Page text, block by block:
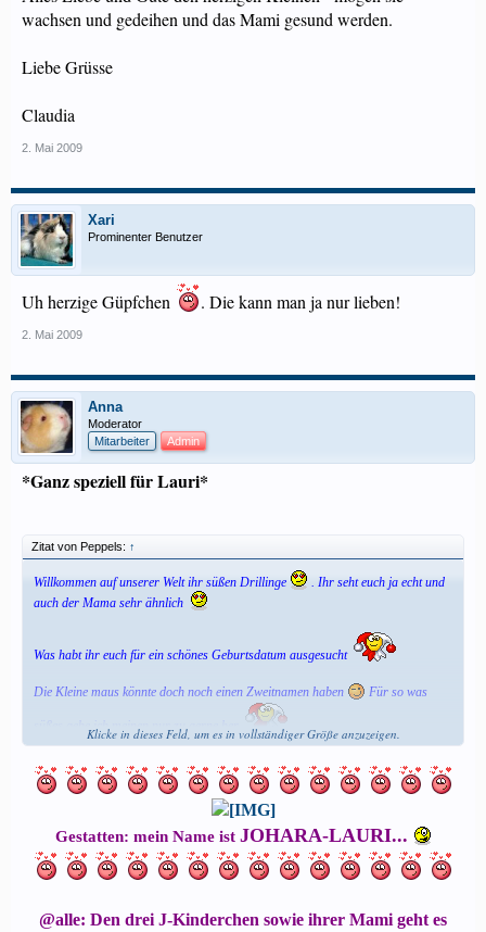
wachsen und gedeihen und das Mami gesund werden.
Liebe Grüsse
Claudia
2. Mai 2009
Xari
Prominenter Benutzer
Uh herzige Güpfchen . Die kann man ja nur lieben!
2. Mai 2009
Anna
Moderator
Mitarbeiter
Admin
*Ganz speziell für Lauri*
Zitat von Peppels: ↑
Willkommen auf unserer Welt ihr süßen Drillinge
. Ihr seht euch ja echt und
auch der Mama sehr ähnlich
Was habt ihr euch für ein schönes Geburtsdatum ausgesucht
Die Kleine maus könnte doch noch einen Zweitnamen haben Für so was
süßes gebe ich meinen nur zu gerne her
Johara-Lauri kling irgendwie sehr besonders :tass:
Euch allen wünsche ich natürlich besonders viel Glück im Leben
und passt auf eure hübsche Mama auf
Klicke in dieses Feld, um es in vollständiger Größe anzuzeigen.
Gestatten: mein Name ist JOHARA-LAURI...
@alle: Den drei J-Kinderchen sowie ihrer Mami geht es